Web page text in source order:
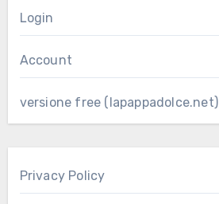
Login
Account
versione free (lapappadolce.net)
Privacy Policy